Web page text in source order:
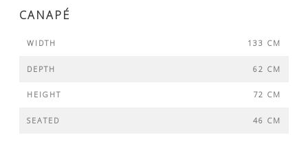
CANAPÉ
WIDTH 133 CM
DEPTH 62 CM
HEIGHT 72 CM
SEATED 46 CM